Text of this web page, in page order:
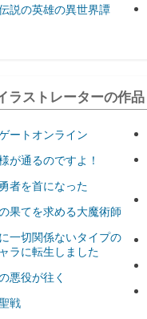
説の英雄の異世界譚
ラストレーターの作品
ートオンライン
が通るのですよ！
者を首になった
果てを求める大魔術師
一切関係ないタイプの
ラに転生しました
悪役が往く
戦